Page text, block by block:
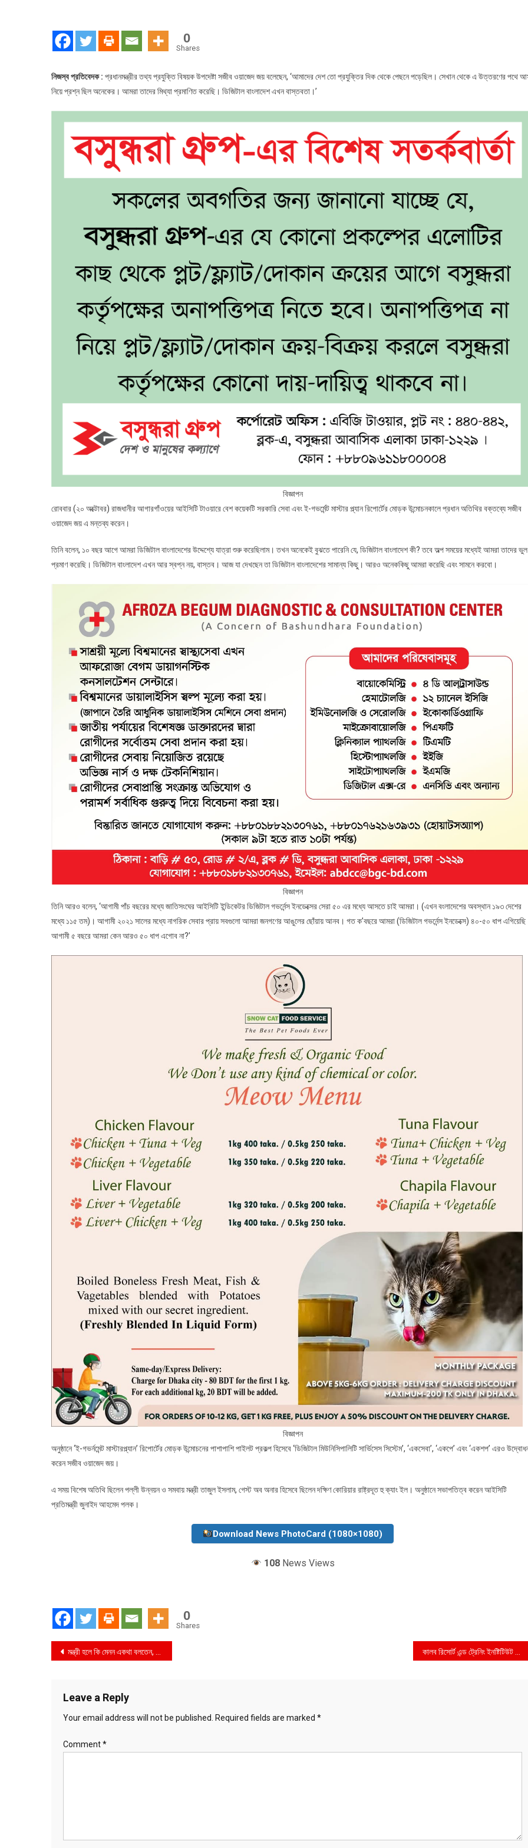
0
Shares
নিজস্ব প্রতিবেদক : প্রধানমন্ত্রীর তথ্য প্রযুক্তি বিষয়ক উপদেষ্টা সজীব ওয়াজেদ জয় বলেছেন, ‘আমাদের দেশ তো প্রযুক্তির দিক থেকে পেছনে পড়েছিল। সেখান থেকে এ উত্তরণের পথে
নিয়ে প্রশ্ন ছিল অনেকের। আমরা তাদের মিথ্যা প্রমাণিত করেছি। ডিজিটাল বাংলাদেশ এখন বাস্তবতা।’
বিজ্ঞাপন
রোববার (২০ অক্টোবর) রাজধানীর আগারগাঁওয়ের আইসিটি টাওয়ারে বেশ কয়েকটি সরকারি সেবা এবং ই-গভর্মেন্ট মাস্টার প্ল্যান রিপোর্টের মোড়ক উন্মোচনকালে প্রধান অতিথির বক্তব্যে সজীব
ওয়াজেদ জয় এ মন্তব্য করেন।
তিনি বলেন, ১০ বছর আগে আমরা ডিজিটাল বাংলাদেশের উদ্দেশ্যে যাত্রা শুরু করেছিলাম। তখন অনেকেই বুঝতে পারেনি যে, ডিজিটাল বাংলাদেশ কী? তবে অল্প সময়ের মধ্যেই আমরা তাদের ভুল
প্রমাণ করেছি। ডিজিটাল বাংলাদেশ এখন আর স্বপ্ন নয়, বাস্তব। আজ যা দেখছেন তা ডিজিটাল বাংলাদেশের সামান্য কিছু। আরও অনেককিছু আমরা করেছি এবং সামনে করবো।
বিজ্ঞাপন
তিনি আরও বলেন, ‘আগামী পাঁচ বছরের মধ্যে জাতিসংঘের আইসিটি ইন্ডিকেটর ডিজিটাল গভর্নেন্স ইনডেক্সের সেরা ৫০ এর মধ্যে আসতে চাই আমরা। (এখন বংলাদেশের অবস্থান ১৯৩ দেশের
মধ্যে ১১৫ তম)। আগামী ২০২১ সালের মধ্যে নাগরিক সেবার প্রায় সবগুলো আমরা জনগণের আঙুলের ছোঁয়ায় আনব। গত ক’বছরে আমরা (ডিজিটাল গভর্নেন্স ইনডেক্সে) ৪০-৫০ ধাপ
আগামী ৫ বছরে আমরা কেন আরও ৫০ ধাপ এগোব না?’
বিজ্ঞাপন
অনুষ্ঠানে ‘ই-গভর্নমেন্ট মাস্টারপ্ল্যান’ রিপোর্টের মোড়ক উন্মোচনের পাশাপাশি পাইলট প্রকল্প হিসেবে ‘ডিজিটাল মিউনিসিপালিটি সার্ভিসেস সিস্টেম’, ‘একসেবা’, ‘একপে’ এবং ‘একশপ’ এরও
করেন সজীব ওয়াজেদ জয়।
এ সময় বিশেষ অতিথি ছিলেন পল্লী উন্নয়ন ও সমবায় মন্ত্রী তাজুল ইসলাম, গেস্ট অব অনার হিসেবে ছিলেন দক্ষিণ কোরিয়ার রাষ্ট্রদূত হু ক্যাং ইল। অনুষ্ঠানে সভাপতিত্ব করেন আইসিটি
প্রতিমন্ত্রী জুনাইদ আহমেদ পলক।
Download News PhotoCard (1080×1080)
108News Views
0
Shares
Post
মন্ত্রী হলে কি মেনন একথা বলতেন, প্রশ্ন কাদেরের
Leave a Reply
Your email address will not be published. Required fields are marked *
Comment*